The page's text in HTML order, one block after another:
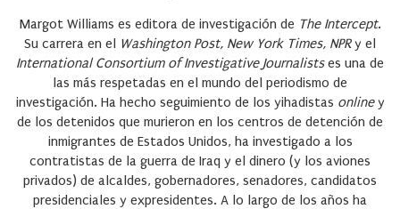
Margot Williams es editora de investigación de The Intercept.
Su carrera en el Washington Post, New York Times, NPRy el
International Consortium of Investigative Journalistses una de
las más respetadas en el mundo del periodismo de
investigación. Ha hecho seguimiento de los yihadistas onliney
de los detenidos que murieron en los centros de detención de
inmigrantes de Estados Unidos, ha investigado a los
contratistas de la guerra de Iraq y el dinero (y los aviones
privados) de alcaldes, gobernadores, senadores, candidatos
presidenciales y expresidentes. A lo largo de los años ha